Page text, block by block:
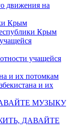
движения на
Крым
учащейся
и их
ДАВАЙТЕ